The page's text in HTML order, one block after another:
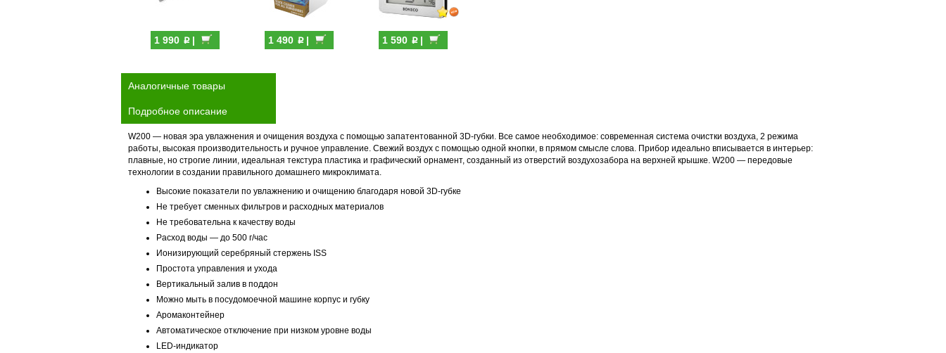
1 990 p| 1 490 p| 1 590 p|
Аналогичные товары
Подробное описание
W200 — новая эра увлажнения и очищения воздуха с помощью запатентованной 3D-губки. Все самое необходимое: современная система очистки воздуха, 2 режима
работы, высокая производительность и ручное управление. Свежий воздух с помощью одной кнопки, в прямом смысле слова. Прибор идеально вписывается в интерьер:
плавные, но строгие линии, идеальная текстура пластика и графический орнамент, созданный из отверстий воздухозабора на верхней крышке. W200 — передовые
технологии в создании правильного домашнего микроклимата.
Высокие показатели по увлажнению и очищению благодаря новой 3D-губке
Не требует сменных фильтров и расходных материалов
Не требовательна к качеству воды
Расход воды — до 500 г/час
Ионизирующий серебряный стержень ISS
Простота управления и ухода
Вертикальный залив в поддон
Можно мыть в посудомоечной машине корпус и губку
Аромаконтейнер
Автоматическое отключение при низком уровне воды
LED-индикатор